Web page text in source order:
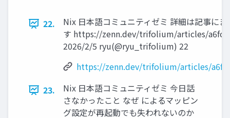
22.
Nix 日本語コミュニティゼミ 詳細は記事に
す https://zenn.dev/trifolium/articles/
2026/2/5 ryu(@ryu_trifolium) 22
https://zenn.dev/trifolium/articles/
23.
Nix 日本語コミュニティゼミ 今日話
さなかったこと なぜ によるマッピン
グ設定が再起動でも失われないのか